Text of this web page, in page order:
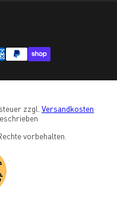
zzgl. Versandkosten
vorbehalten.